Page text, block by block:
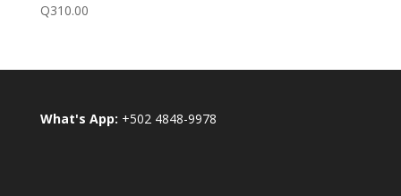
Q310.00
What's App: +502 4848-9978